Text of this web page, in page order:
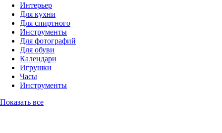
Интерьер
Для кухни
Для спиртного
Инструменты
Для фотографий
Для обуви
Календари
Игрушки
Часы
Инструменты
Показать все